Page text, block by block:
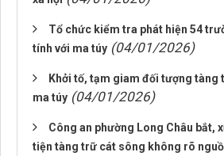
Tổ chức kiểm tra phát hiện 54
tính với ma túy (04/01/2026)
Khởi tố, tạm giam đối tượng tàng
ma túy (04/01/2026)
Công an phường Long Châu bắt,
tiện tàng trữ cát sông không rõ